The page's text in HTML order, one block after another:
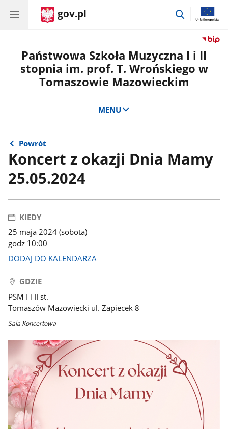
gov.pl
przejdź
Państwowa Szkoła Muzyczna I i II
stopnia im. prof. T. Wrońskiego w
Tomaszowie Mazowieckim
MENU
Powrót
Koncert z okazji Dnia Mamy
25.05.2024
KIEDY
25 maja 2024 (sobota)
godz 10:00
DODAJ DO KALENDARZA
GDZIE
PSM I i II st.
Tomaszów Mazowiecki ul. Zapiecek 8
Sala Koncertowa